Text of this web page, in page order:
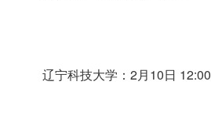
辽宁科技大学：2月10日 12:00